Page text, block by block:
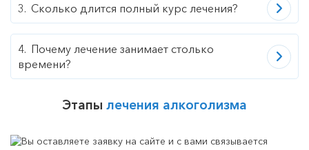
Сколько длится полный курс лечения?
Почему лечение занимает столько
времени?
Этапы лечения алкоголизма